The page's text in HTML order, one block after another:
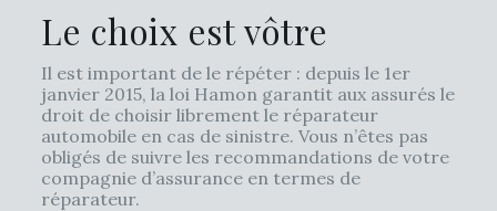
Le choix est vôtre
Il est important de le répéter : depuis le 1er
janvier 2015, la loi Hamon garantit aux assurés le
droit de choisir librement le réparateur
automobile en cas de sinistre. Vous n’êtes pas
obligés de suivre les recommandations de votre
compagnie d’assurance en termes de
réparateur.